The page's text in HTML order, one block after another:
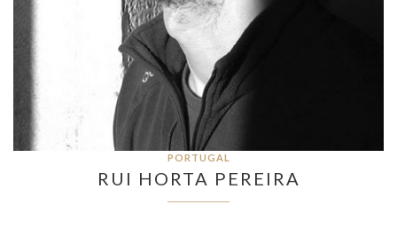
PORTUGAL
RUI HORTA PEREIRA